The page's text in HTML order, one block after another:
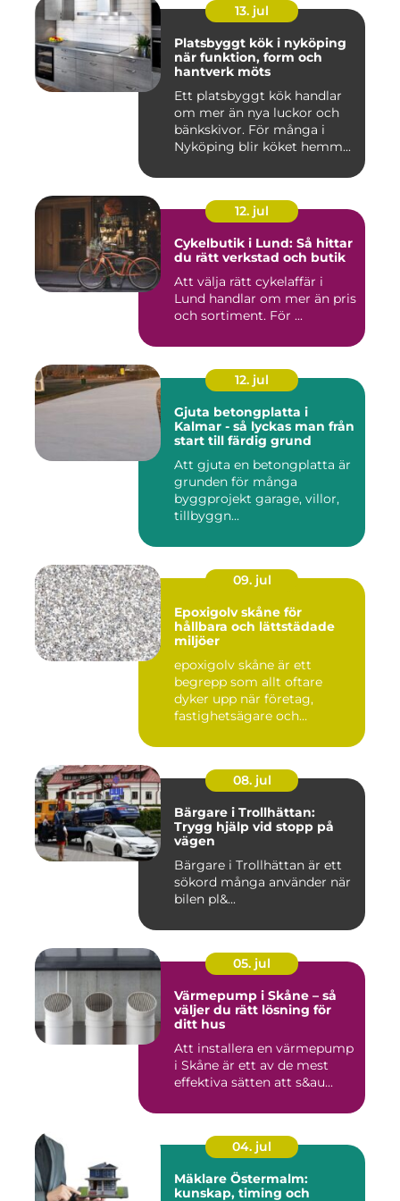
13. jul
Platsbyggt kök i nyköping
när funktion, form och
hantverk möts
Ett platsbyggt kök handlar
om mer än nya luckor och
bänkskivor. För många i
Nyköping blir köket hemm...
12. jul
Cykelbutik i Lund: Så hittar
du rätt verkstad och butik
Att välja rätt cykelaffär i
Lund handlar om mer än pris
och sortiment. För ...
12. jul
Gjuta betongplatta i
Kalmar - så lyckas man från
start till färdig grund
Att gjuta en betongplatta är
grunden för många
byggprojekt garage, villor,
tillbyggn...
09. jul
Epoxigolv skåne för
hållbara och lättstädade
miljöer
epoxigolv skåne är ett
begrepp som allt oftare
dyker upp när företag,
fastighetsägare och
08. jul
Bärgare i Trollhättan:
Trygg hjälp vid stopp på
vägen
Bärgare i Trollhättan är ett
sökord många använder när
bilen pl&...
05. jul
Värmepump i Skåne – så
väljer du rätt lösning för
ditt hus
Att installera en värmepump
i Skåne är ett av de mest
effektiva sätten att s&au...
04. jul
Mäklare Östermalm:
kunskap, timing och